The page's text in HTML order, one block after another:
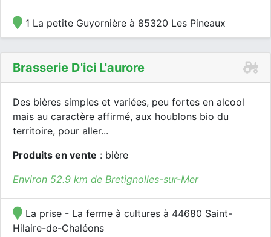
1 La petite Guyornière à 85320 Les Pineaux
Brasserie D'ici L'aurore
Des bières simples et variées, peu fortes en alcool
mais au caractère affirmé, aux houblons bio du
territoire, pour aller...
Produits en vente : bière
Environ 52.9 km de Bretignolles-sur-Mer
La prise - La ferme à cultures à 44680 Saint-
Hilaire-de-Chaléons